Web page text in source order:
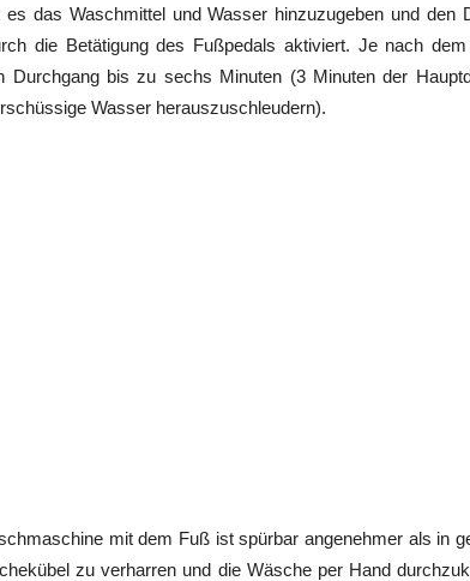
es das Waschmittel und Wasser hinzuzugeben und den
die Betätigung des Fußpedals aktiviert. Je nach
Durchgang bis zu sechs Minuten (3 Minuten der
Wasser herauszuschleudern).
mit dem Fuß ist spürbar angenehmer als in
zu verharren und die Wäsche per Hand